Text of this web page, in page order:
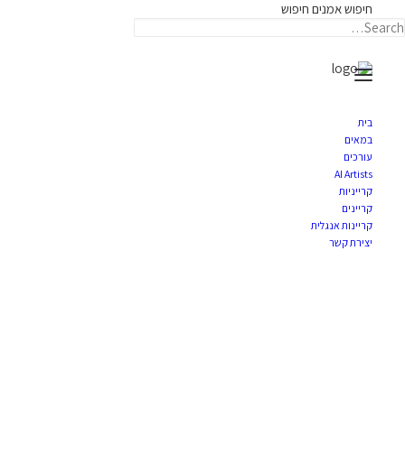
חיפוש אמנים חיפוש
בית
במאים
עורכים
AI Artists
קרייניות
קריינים
קריינות אנגלית
יצירת קשר
חמי סולומון
אוגוסט 14, 2022